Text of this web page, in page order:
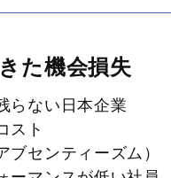
た機会損失
らない日本企業
スト
センティーズム）